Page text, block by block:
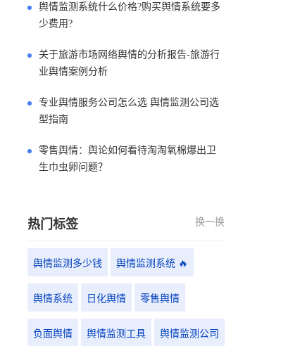
舆情监测系统什么价格?购买舆情系统要多
少费用?
关于旅游市场网络舆情的分析报告-旅游行
业舆情案例分析
专业舆情服务公司怎么选 舆情监测公司选
型指南
零售舆情：舆论如何看待淘淘氧棉爆出卫
生巾虫卵问题？
热门标签 换一换
舆情监测多少钱 舆情监测系统 🔥
舆情系统 日化舆情 零售舆情
负面舆情 舆情监测工具 舆情监测公司